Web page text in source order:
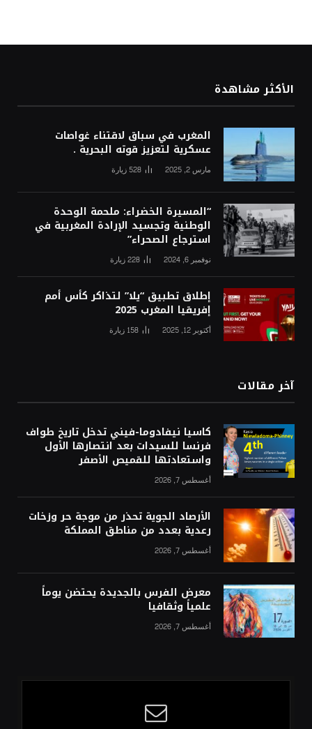
الأكثر مشاهدة
المغرب في سباق لاقتناء غواصات
عسكرية لتعزيز قوته البحرية .
مارس 2, 2025 528 زيارة
“المسيرة الخضراء: ملحمة الوحدة
الوطنية وتجسيد الإرادة المغربية في
استرجاع الصحراء”
نوفمبر 6, 2024 228زيارة
إطلاق تطبيق “يلا” لتذاكر كأس أمم
إفريقيا المغرب 2025
أكتوبر 12, 2025 158 زيارة
آخر مقالات
كاسيا نيفادوما-فيني تدخل تاريخ طواف
فرنسا للسيدات بعد انتصارها الأول
واستعادتها للقميص الأصفر
أغسطس 7, 2026
الأرصاد الجوية تحذر من موجة حر وزخات
رعدية بعدد من مناطق المملكة
أغسطس 7, 2026
معرض الفرس بالجديدة يحتضن يوماً
علمياً وثقافيا
أغسطس 7, 2026